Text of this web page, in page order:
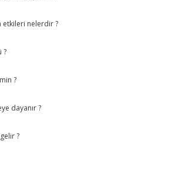
etkileri nelerdir ?
?
?
dayanır ?
?